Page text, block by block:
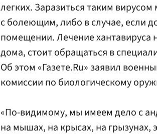
легких. Заразиться таким
с болеющим, либо в случае, если
помещении. Лечение хантавируса
дома, стоит обращаться в
Об этом «Газете.Ru» заявил
комиссии по биологическому
«По-видимому, мы имеем дело с
на мышах, на крысах, на грызунах,